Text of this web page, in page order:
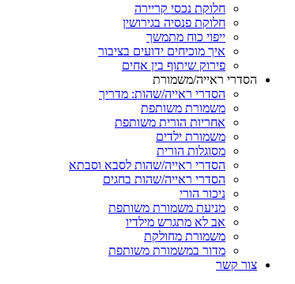
חלוקת נכסי קריירה
חלוקת פנסיה בגירושין
ייפוי כוח מתמשך
איך מוכיחים ידועים בציבור
פירוק שיתוף בין אחים
הסדרי ראייה/משמורת
הסדרי ראייה/שהות: מדריך
משמורת משותפת
אחריות הורית משותפת
משמורת ילדים
מסוגלות הורית
הסדרי ראייה/שהות לסבא וסבתא
הסדרי ראייה/שהות בחגים
ניכור הורי
מניעת משמורת משותפת
אב לא מתגרש מילדיו
משמורת מחולקת
מדור במשמורת משותפת
צור קשר